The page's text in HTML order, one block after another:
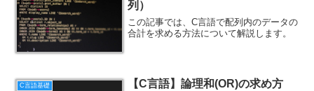
列）
この記事では、C言語で配列内のデータの
合計を求める方法について解説します。
C言語基礎 【C言語】論理和(OR)の求め方